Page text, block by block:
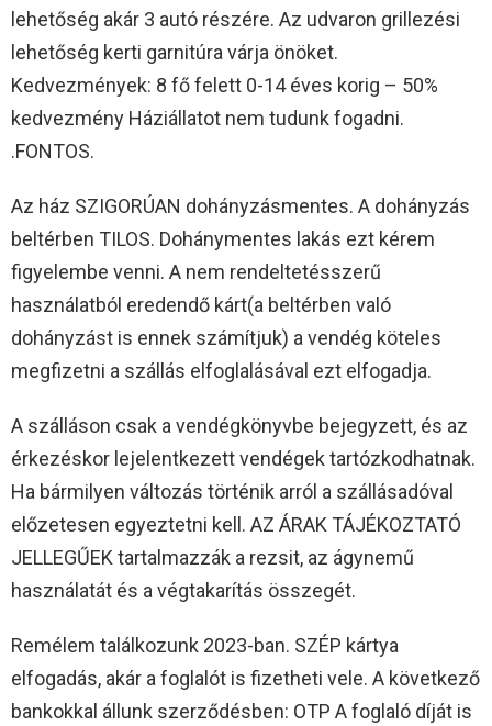
lehetőség akár 3 autó részére. Az udvaron grillezési
lehetőség kerti garnitúra várja önöket.
Kedvezmények: 8 fő felett 0-14 éves korig – 50%
kedvezmény Háziállatot nem tudunk fogadni.
.FONTOS.
Az ház SZIGORÚAN dohányzásmentes. A dohányzás
beltérben TILOS. Dohánymentes lakás ezt kérem
figyelembe venni. A nem rendeltetésszerű
használatból eredendő kárt(a beltérben való
dohányzást is ennek számítjuk) a vendég köteles
megfizetni a szállás elfoglalásával ezt elfogadja.
A szálláson csak a vendégkönyvbe bejegyzett, és az
érkezéskor lejelentkezett vendégek tartózkodhatnak.
Ha bármilyen változás történik arról a szállásadóval
előzetesen egyeztetni kell. AZ ÁRAK TÁJÉKOZTATÓ
JELLEGŰEK tartalmazzák a rezsit, az ágynemű
használatát és a végtakarítás összegét.
Remélem találkozunk 2023-ban. SZÉP kártya
elfogadás, akár a foglalót is fizetheti vele. A következő
bankokkal állunk szerződésben: OTP A foglaló díját is